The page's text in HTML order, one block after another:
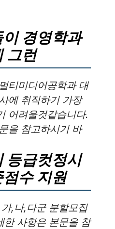
경영학과
그런
티미디어공학과 대
에 취직하기 가장
어려울것같습니다.
을 참고하시기 바
등급컷정시
수 지원
,나,다군 분할모집
한 사항은 본문을 참